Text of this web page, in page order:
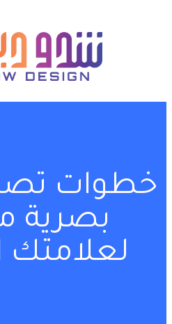
خطوات
بصرية
لعلامتك